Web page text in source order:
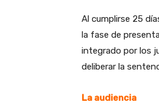
Al cumplirse 25
la fase de
integrado por los
deliberar la
La audiencia